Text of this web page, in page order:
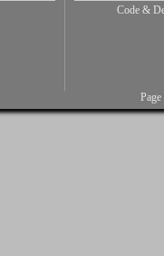
Code &